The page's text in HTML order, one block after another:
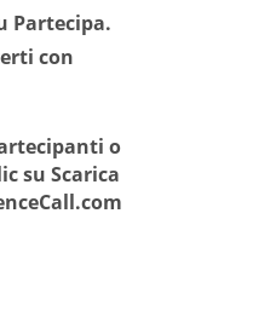
Partecipa.
con
o
su Scarica